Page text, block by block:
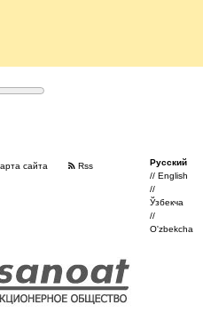
сайта Rss
Русский
//English
//
Ўзбекча
//
O'zbekcha